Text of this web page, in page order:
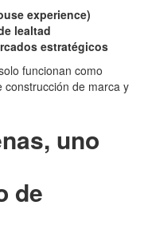
experience)
lealtad
estratégicos
funcionan como
construcción de marca y
uno
de